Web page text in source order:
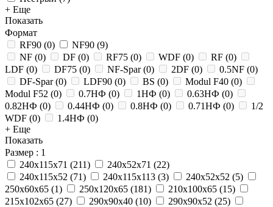
+ Еще
Показать
Формат
RF90 (0) NF90 (9)
NF (0) DF (0) RF75 (0) WDF (0) RF (0)
LDF (0) DF75 (0) NF-Spar(0) 2DF (0) 0.5NF (0)
DF-Spar(0) LDF90 (0) BS (0) Modul F40 (0)
Modul F52 (0) 0.7НФ (0) 1НФ (0) 0.63НФ (0)
0.82НФ (0) 0.44НФ (0) 0.8НФ (0) 0.71НФ (0)
1/2
WDF (0) 1.4НФ (0)
+ Еще
Показать
Размер : 1
240x115x71 (211) 240x52x71 (22)
240x115x52 (71) 240x115x113 (3) 240x52x52 (5)
250х60х65 (1) 250x120x65 (181) 210x100x65 (15)
215x102x65 (27) 290x90x40 (10) 290x90x52 (25)